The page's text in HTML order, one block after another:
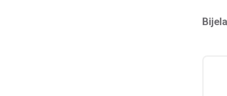
Bijela